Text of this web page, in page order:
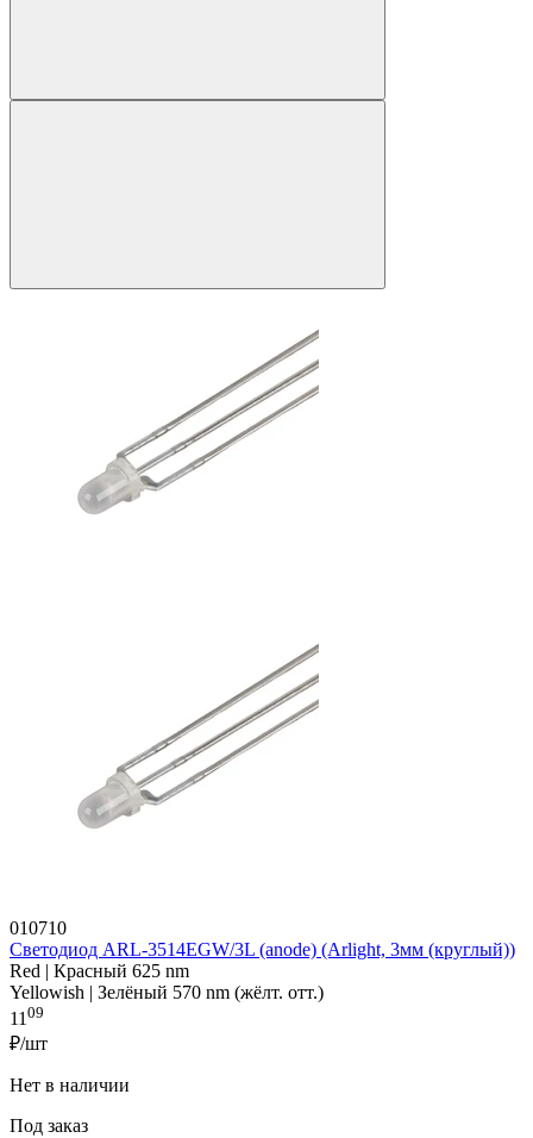
010710
Светодиод ARL-3514EGW/3L (anode) (Arlight, 3мм (круглый))
Red | Красный 625 nm
Yellowish | Зелёный 570 nm (жёлт. отт.)
11 09
₽/шт
Нет в наличии
Под заказ